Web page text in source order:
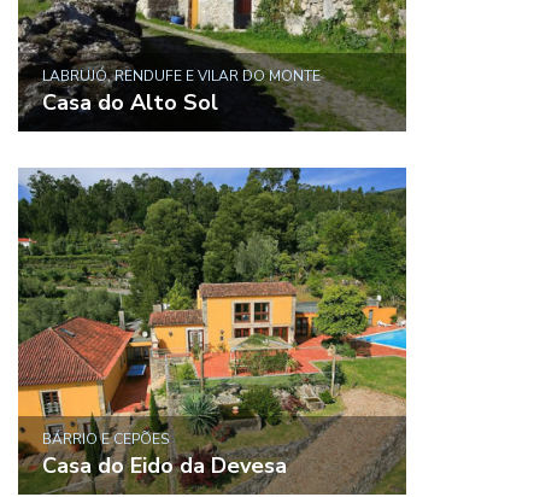
LABRUJÓ, RENDUFE E VILAR DO MONTE
Casa do Alto Sol
BÁRRIO E CEPÕES
Casa do Eido da Devesa